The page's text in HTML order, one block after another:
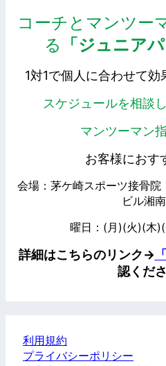
コーチとマンツー
る
「ジュニア
1対1で個人に合わせて
スケジュールを相談
マンツーマン
お客様におす
会場：茅ケ崎スポーツ接骨
ビル湘南
曜日：(月)(火)(木
詳細はこちらのリンク→
認くだ
利用規約
プライバシーポリシー